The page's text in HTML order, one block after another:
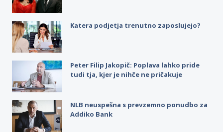
Katera podjetja trenutno zaposlujejo?
Peter Filip Jakopič: Poplava lahko pride
tudi tja, kjer je nihče ne pričakuje
NLB neuspešna s prevzemno ponudbo za
Addiko Bank